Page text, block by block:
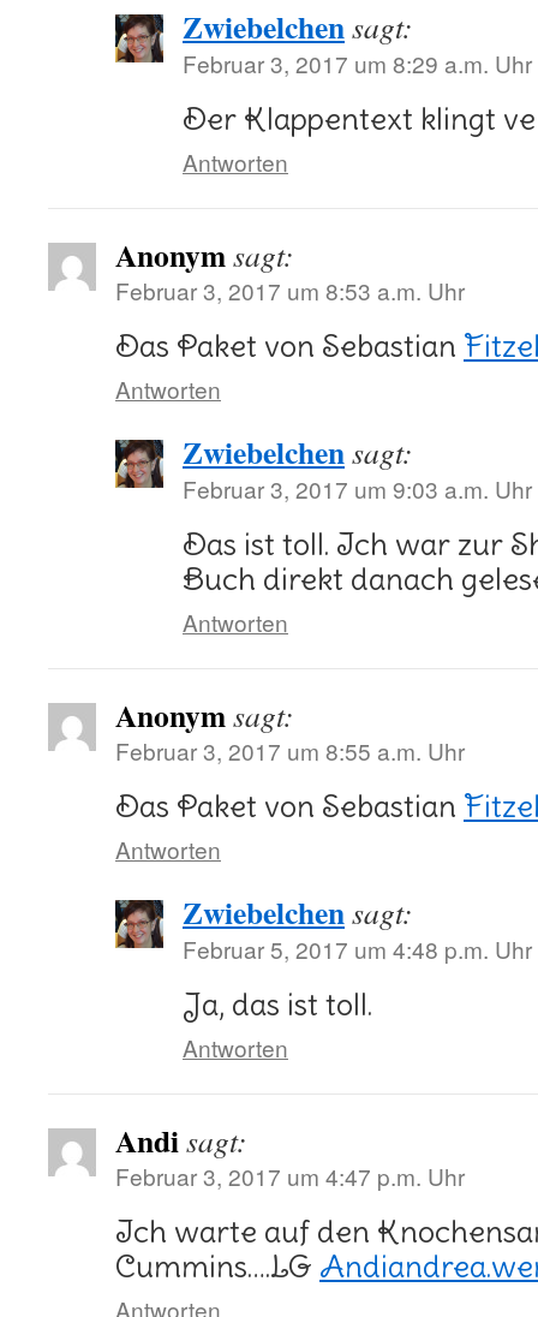
Zwiebelchensagt:
Februar 3, 2017 um 8:29 a.m. Uhr
Der Klappentext klingt
Antworten
Anonymsagt:
Februar 3, 2017 um 8:53 a.m. Uhr
Das Paket von Sebastian
Antworten
Zwiebelchensagt:
Februar 3, 2017 um 9:03 a.m. Uhr
Das ist toll. Ich war zur
Buch direkt danach
Antworten
Anonymsagt:
Februar 3, 2017 um 8:55 a.m. Uhr
Das Paket von Sebastian
Antworten
Zwiebelchensagt:
Februar 5, 2017 um 4:48 p.m. Uhr
Ja, das ist toll.
Antworten
Andisagt:
Februar 3, 2017 um 4:47 p.m. Uhr
Ich warte auf den
Cummins….LG
Antworten